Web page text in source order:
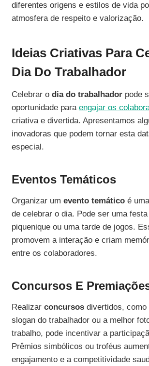
diferentes origens e estilos de vida
atmosfera de respeito e valorização.
Ideias Criativas Para
Dia Do Trabalhador
Celebrar o dia do trabalhador pode
oportunidade para engajar os
criativa e divertida. Apresentamos
inovadoras que podem tornar esta
especial.
Eventos Temáticos
Organizar um evento temático é
de celebrar o dia. Pode ser uma
piquenique ou uma tarde de jogos.
promovem a interação e criam
entre os colaboradores.
Concursos E
Realizar concursos divertidos, como
slogan do trabalhador ou a melhor
trabalho, pode incentivar a
Prêmios simbólicos ou troféus
engajamento e a competitividade